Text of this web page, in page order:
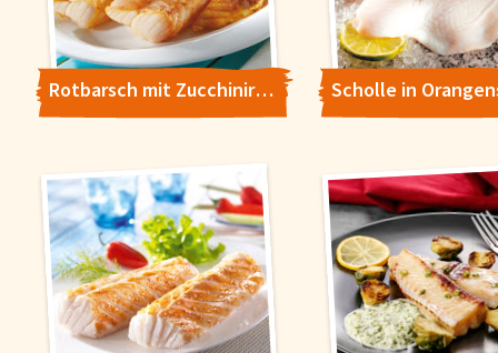
Rotbarsch mit Zucchiniragout